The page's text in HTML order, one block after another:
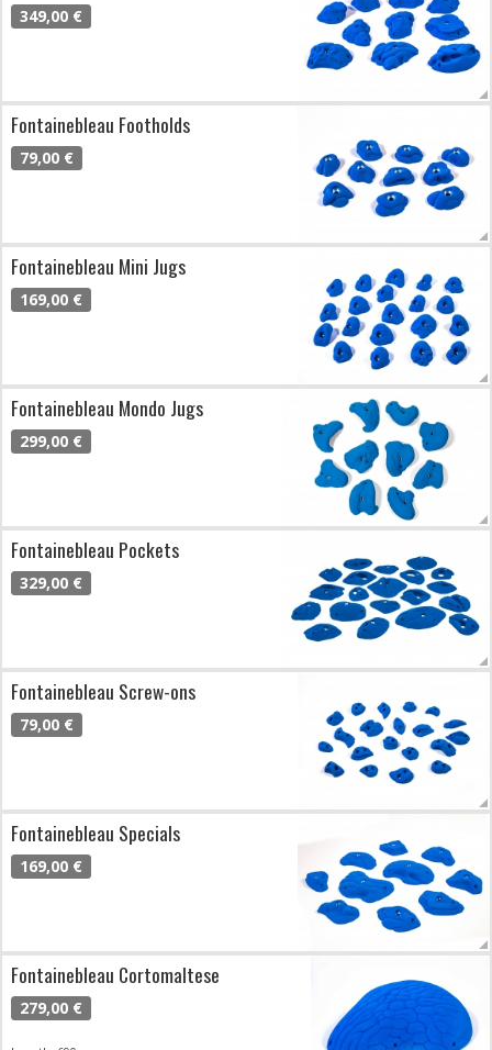
349,00 €
Fontainebleau Footholds
79,00 €
Fontainebleau Mini Jugs
169,00 €
Fontainebleau Mondo Jugs
299,00 €
Fontainebleau Pockets
329,00 €
Fontainebleau Screw-ons
79,00 €
Fontainebleau Specials
169,00 €
Fontainebleau Cortomaltese
279,00 €